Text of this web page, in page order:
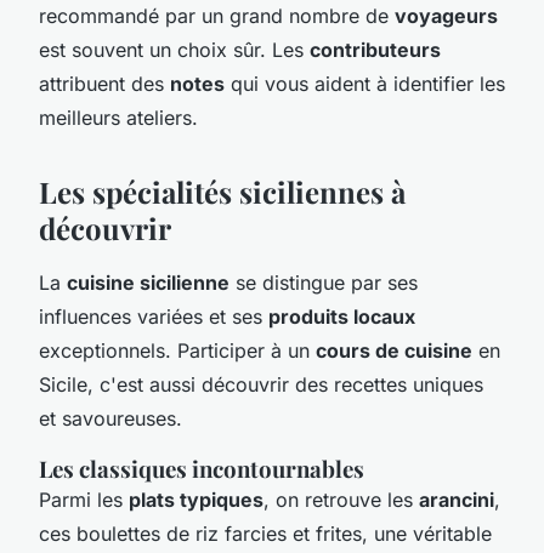
recommandé par un grand nombre de voyageurs
est souvent un choix sûr. Les contributeurs
attribuent des notes qui vous aident à identifier les
meilleurs ateliers.
Les spécialités siciliennes à
découvrir
La cuisine sicilienne se distingue par ses
influences variées et ses produits locaux
exceptionnels. Participer à un cours de cuisine en
Sicile, c'est aussi découvrir des recettes uniques
et savoureuses.
Les classiques incontournables
Parmi les plats typiques, on retrouve les arancini,
ces boulettes de riz farcies et frites, une véritable